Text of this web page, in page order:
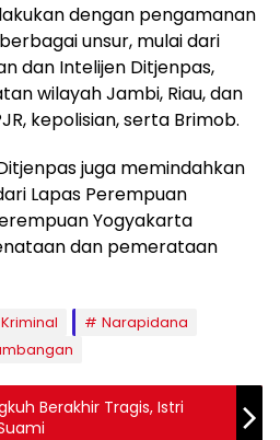
dengan pengamanan
unsur, mulai dari
dan Intelijen Ditjenpas,
wilayah Jambi, Riau, dan
kepolisian, serta Brimob.
juga memindahkan
Lapas Perempuan
Yogyakarta
dan pemerataan
Kriminal
Narapidana
Berakhir Tragis, Istri